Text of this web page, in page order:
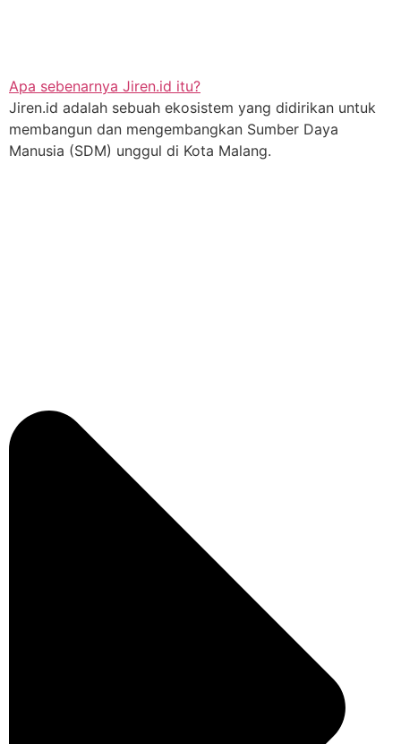
Apa sebenarnya Jiren.id itu?
Jiren.id adalah sebuah ekosistem yang didirikan untuk
membangun dan mengembangkan Sumber Daya
Manusia (SDM) unggul di Kota Malang.